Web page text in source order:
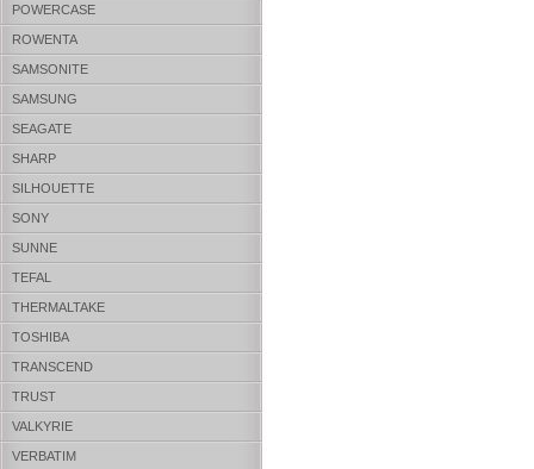
POWERCASE
ROWENTA
SAMSONITE
SAMSUNG
SEAGATE
SHARP
SILHOUETTE
SONY
SUNNE
TEFAL
THERMALTAKE
TOSHIBA
TRANSCEND
TRUST
VALKYRIE
VERBATIM